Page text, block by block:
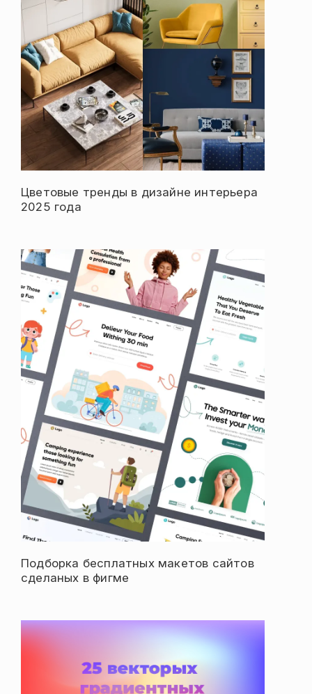
Цветовые тренды в дизайне интерьера
2025 года
Подборка бесплатных макетов сайтов
сделаных в фигме